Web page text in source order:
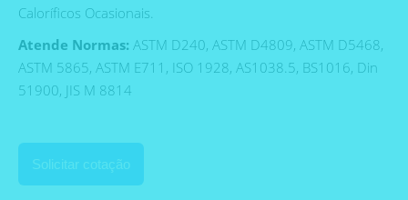
Caloríficos Ocasionais.
Atende Normas: ASTM D240, ASTM D4809, ASTM D5468,
ASTM 5865, ASTM E711, ISO 1928, AS1038.5, BS1016, Din
51900, JIS M 8814
Solicitar cotação